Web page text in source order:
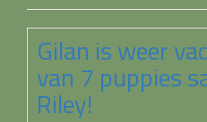
Gilan is weer
van 7 puppies
Riley!